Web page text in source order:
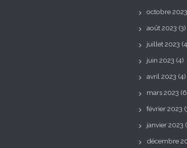
octobre 2023
août 2023 (3)
juillet 2023
juin 2023 (4)
avril 2023 (4)
mars 2023
février 2023
janvier 2023
décembre